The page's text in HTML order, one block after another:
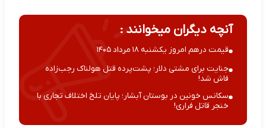
آنچه دیگران میخوانند :
قیمت درهم امروز یکشنبه ۱۸ مرداد ۱۴۰۵
جنایت برای مشتی دلار؛ پشت‌پرده قتل هولناک رجب‌زاده
فاش شد!
سکانس خونین در بوستان آبشار؛ پایان تلخ اختلاف تجاری با
خنجر قاتل فراری!